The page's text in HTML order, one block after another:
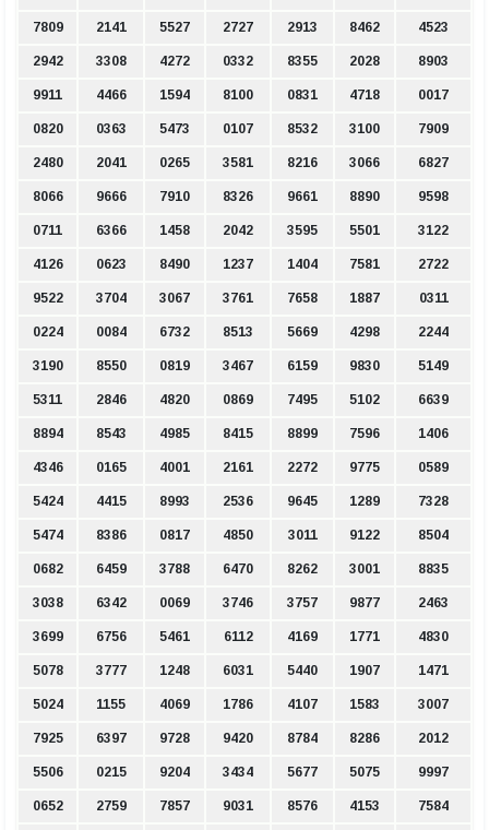
7809 2141 5527 2727 2913 8462 4523
2942 3308 4272 0332 8355 2028 8903
9911 4466 1594 8100 0831 4718 0017
0820 0363 5473 0107 8532 3100 7909
2480 2041 0265 3581 8216 3066 6827
8066 9666 7910 8326 9661 8890 9598
0711 6366 1458 2042 3595 5501 3122
4126 0623 8490 1237 1404 7581 2722
9522 3704 3067 3761 7658 1887 0311
0224 0084 6732 8513 5669 4298 2244
3190 8550 0819 3467 6159 9830 5149
5311 2846 4820 0869 7495 5102 6639
8894 8543 4985 8415 8899 7596 1406
4346 0165 4001 2161 2272 9775 0589
5424 4415 8993 2536 9645 1289 7328
5474 8386 0817 4850 3011 9122 8504
0682 6459 3788 6470 8262 3001 8835
3038 6342 0069 3746 3757 9877 2463
3699 6756 5461 6112 4169 1771 4830
5078 3777 1248 6031 5440 1907 1471
5024 1155 4069 1786 4107 1583 3007
7925 6397 9728 9420 8784 8286 2012
5506 0215 9204 3434 5677 5075 9997
0652 2759 7857 9031 8576 4153 7584